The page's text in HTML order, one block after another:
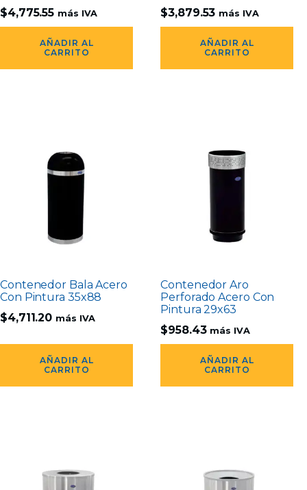
$4,775.55 más IVA
AÑADIR AL
CARRITO
$3,879.53 más IVA
AÑADIR AL
CARRITO
Contenedor Bala Acero
Con Pintura 35x88
$4,711.20 más IVA
AÑADIR AL
CARRITO
Contenedor Aro
Perforado Acero Con
Pintura 29x63
$958.43 más IVA
AÑADIR AL
CARRITO